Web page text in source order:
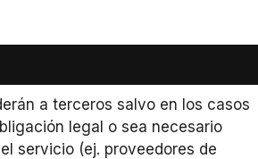
a terceros salvo en los casos
legal o sea necesario
servicio (ej. proveedores de